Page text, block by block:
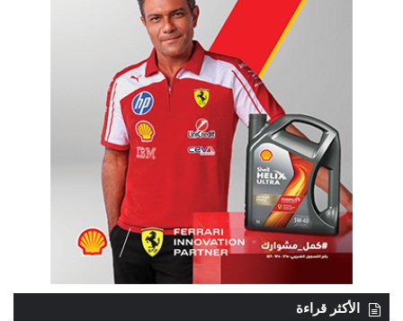
الأكثر قراءة